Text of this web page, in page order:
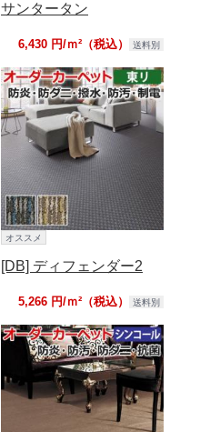
サンタータン
6,430 円/ｍ²（税込） 送料別
オススメ
[DB] ディフェンダー2
5,266 円/ｍ²（税込） 送料別